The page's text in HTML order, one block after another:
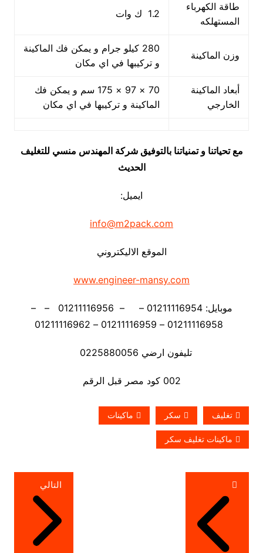
طاقة الكهرباء
المستهلكه
1.2 ك وات
وزن الماكينة
280 كيلو جرام و يمكن فك الماكينة
و تركيبها في اي مكان
أبعاد الماكينة
الخارجي
70 × 97 × 175 سم و يمكن فك
الماكينة و تركيبها في اي مكان
مع تحياتنا و تمنياتنا بالتوفيق شركة المهندس منسي للتغليف
الحديث
ايميل:
info@m2pack.com
الموقع الاليكتروني
www.engineer-mansy.com
موبايل: 01211116954 – – 01211116956 – –
تليفون ارضي 0225880056
002 كود مصر قبل الرقم
تغليف سكر ماكينات
ماكينات تغليف سكر
تصفّح
المقالات
التالي